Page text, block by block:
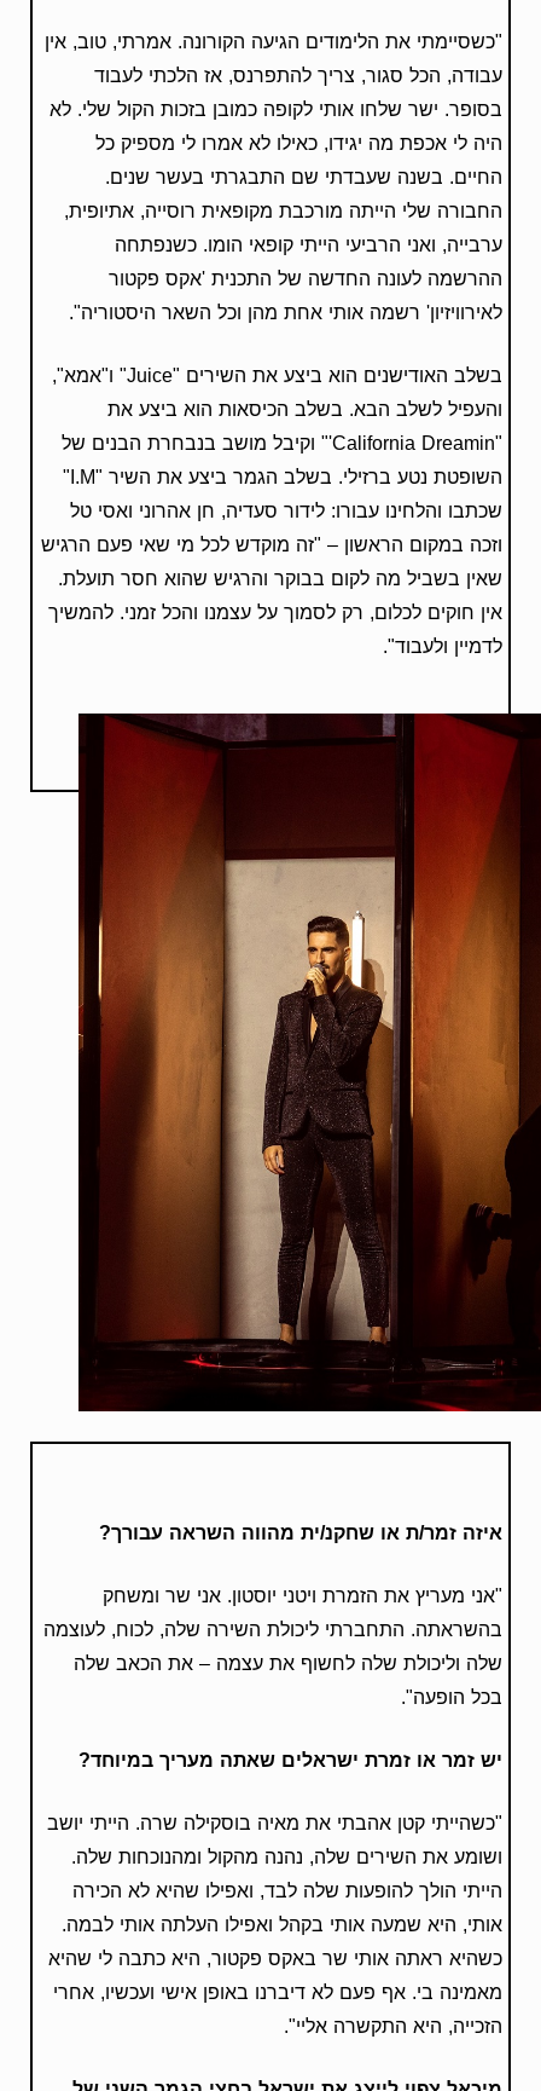
"כשסיימתי את הלימודים הגיעה הקורונה. אמרתי, טוב, אין
עבודה, הכל סגור, צריך להתפרנס, אז הלכתי לעבוד
בסופר. ישר שלחו אותי לקופה כמובן בזכות הקול שלי. לא
היה לי אכפת מה יגידו, כאילו לא אמרו לי מספיק כל
החיים. בשנה שעבדתי שם התבגרתי בעשר שנים.
החבורה שלי הייתה מורכבת מקופאית רוסייה, אתיופית,
ערבייה, ואני הרביעי הייתי קופאי הומו. כשנפתחה
ההרשמה לעונה החדשה של התכנית 'אקס פקטור
לאירוויזיון' רשמה אותי אחת מהן וכל השאר היסטוריה".
בשלב האודישנים הוא ביצע את השירים "Juice" ו"אמא",
והעפיל לשלב הבא. בשלב הכיסאות הוא ביצע את
"California Dreamin'" וקיבל מושב בנבחרת הבנים של
השופטת נטע ברזילי. בשלב הגמר ביצע את השיר "I.M"
שכתבו והלחינו עבורו: לידור סעדיה, חן אהרוני ואסי טל
וזכה במקום הראשון – "זה מוקדש לכל מי שאי פעם הרגיש
שאין בשביל מה לקום בבוקר והרגיש שהוא חסר תועלת.
אין חוקים לכלום, רק לסמוך על עצמנו והכל זמני. להמשיך
לדמיין ולעבוד".
איזה זמר/ת או שחקנ/ית מהווה השראה עבורך?
"אני מעריץ את הזמרת ויטני יוסטון. אני שר ומשחק
בהשראתה. התחברתי ליכולת השירה שלה, לכוח, לעוצמה
שלה וליכולת שלה לחשוף את עצמה – את הכאב שלה
בכל הופעה".
יש זמר או זמרת ישראלים שאתה מעריך במיוחד?
"כשהייתי קטן אהבתי את מאיה בוסקילה שרה. הייתי יושב
ושומע את השירים שלה, נהנה מהקול ומהנוכחות שלה.
הייתי הולך להופעות שלה לבד, ואפילו שהיא לא הכירה
אותי, היא שמעה אותי בקהל ואפילו העלתה אותי לבמה.
כשהיא ראתה אותי שר באקס פקטור, היא כתבה לי שהיא
מאמינה בי. אף פעם לא דיברנו באופן אישי ועכשיו, אחרי
הזכייה, היא התקשרה אליי".